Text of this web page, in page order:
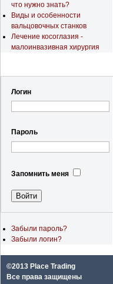
что нужно знать?
Виды и особенности
вальцовочных станков
Лечение косоглазия -
малоинвазивная хирургия
Логин
Пароль
Запомнить меня
Забыли пароль?
Забыли логин?
©2013 Place Trading
Все права защищены